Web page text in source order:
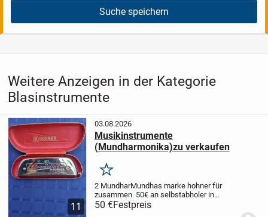
Suche speichern
Weitere Anzeigen in der Kategorie
Blasinstrumente
11
03.08.2026
Musikinstrumente
(Mundharmonika)zu verkaufen
Merken
2 MundharMundhas marke hohner für
zusammen 50€ an selbstabholer in
Kassel abzugeben.
Beschreibung:chrometta 1 in tonart
50 €Festpreis